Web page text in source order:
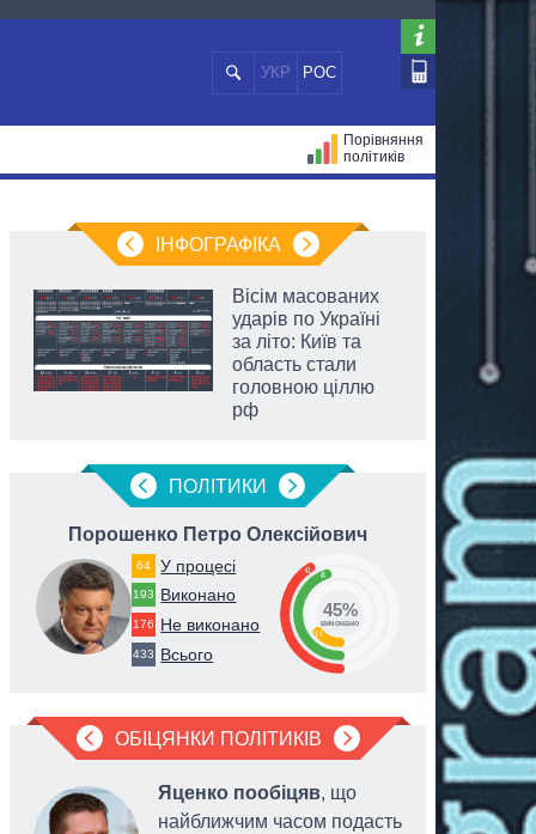
УКР РОС
Порівняння
політиків
ІНФОГРАФІКА
Вісім масованих
ударів по Україні
за літо: Київ та
область стали
головною ціллю
рф
ПОЛIТИКИ
Порошенко Петро Олексійович
64 У процесі
193 Виконано
176 Не виконано
433 Всього
41 45
14
45%
виконано
ОБІЦЯНКИ ПОЛІТИКІВ
Яценко пообіцяв, що
найближчим часом подасть